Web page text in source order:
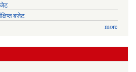
बजेट
more